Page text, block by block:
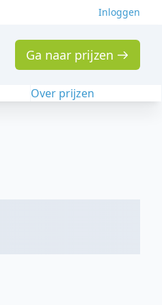
Inloggen
Ga naar prijzen
Over prijzen